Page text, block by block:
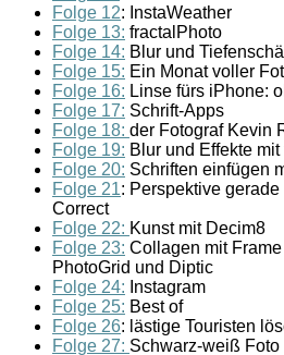
Folge 12: InstaWeather
Folge 13: fractalPhoto
Folge 14: Blur und
Folge 15: Ein Monat voller
Folge 16: Linse fürs iPhone:
Folge 17: Schrift-Apps
Folge 18: der Fotograf Kevin
Folge 19: Blur und Effekte mit
Folge 20: Schriften einfügen
Folge 21: Perspektive
Correct
Folge 22: Kunst mit Decim8
Folge 23: Collagen mit
PhotoGrid und Diptic
Folge 24: Instagram
Folge 25: Best of
Folge 26: lästige Touristen
Folge 27: Schwarz-weiß